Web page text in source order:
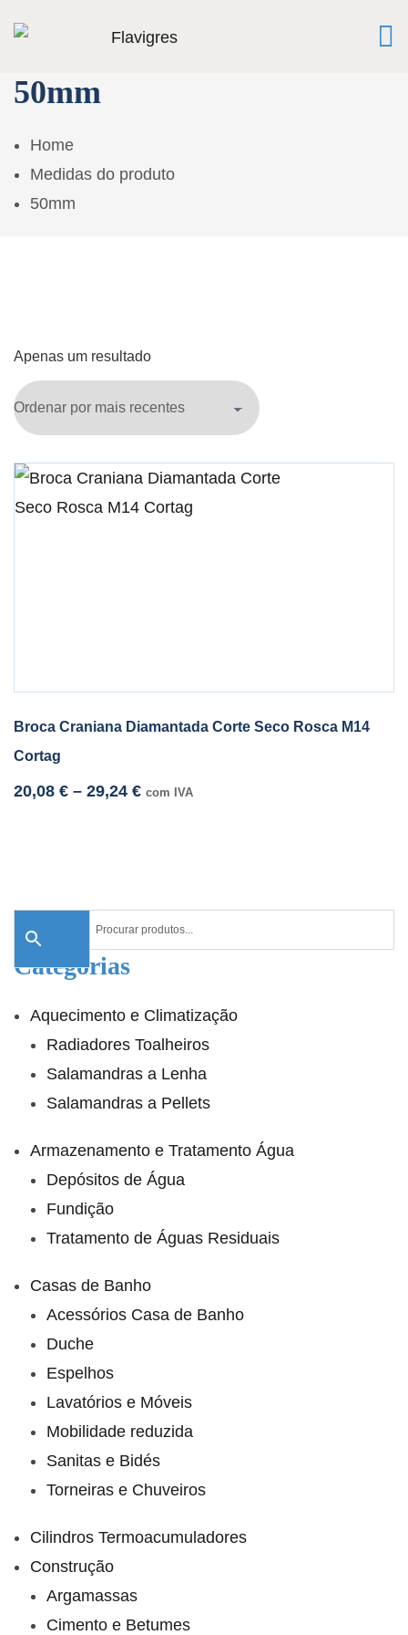
50mm
Home
Medidas do produto
50mm
Apenas um resultado
Broca Craniana Diamantada Corte Seco Rosca M14
Cortag
20,08 € – 29,24 € com IVA
Categorias
Aquecimento e Climatização
Radiadores Toalheiros
Salamandras a Lenha
Salamandras a Pellets
Armazenamento e Tratamento Água
Depósitos de Água
Fundição
Tratamento de Águas Residuais
Casas de Banho
Acessórios Casa de Banho
Duche
Espelhos
Lavatórios e Móveis
Mobilidade reduzida
Sanitas e Bidés
Torneiras e Chuveiros
Cilindros Termoacumuladores
Construção
Argamassas
Cimento e Betumes